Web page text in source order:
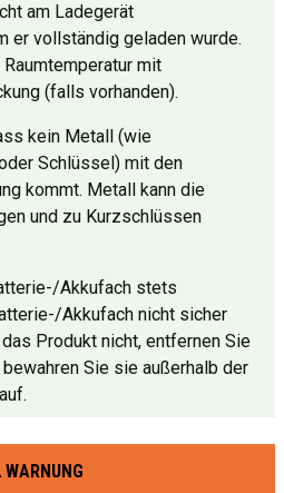
am Ladegerät
er vollständig geladen wurde.
mit
(falls vorhanden).
kein Metall (wie
Schlüssel) mit den
kommt. Metall kann die
und zu Kurzschlüssen
Akkufach stets
Akkufach nicht sicher
Produkt nicht, entfernen Sie
Sie sie außerhalb der
WARNUNG